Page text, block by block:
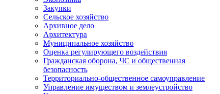
Закупки
Сельское хозяйство
Архивное дело
Архитектура
Муниципальное хозяйство
Оценка регулирующего воздействия
Гражданская оборона, ЧС и общественная
безопасность
Территориально-общественное самоуправление
Управление имуществом и землеустройство